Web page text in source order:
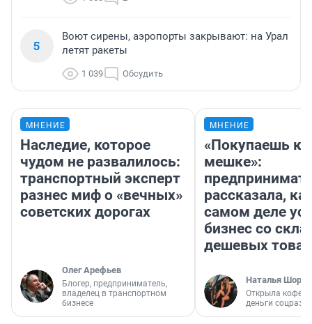
5
Воют сирены, аэропорты закрывают: на Урал
летят ракеты
1 039 Обсудить
МНЕНИЕ
Наследие, которое
чудом не развалилось:
транспортный эксперт
разнес миф о «вечных»
советских дорогах
Олег Арефьев
Блогер, предприниматель,
владелец в транспортном
бизнесе
МНЕНИЕ
«Покупаешь
мешке»:
рассказала,
самом деле
бизнес со
дешевых
Наталья
Открыла
деньги